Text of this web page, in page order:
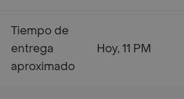
Tiempo de
entrega
aproximado
Hoy, 11 PM